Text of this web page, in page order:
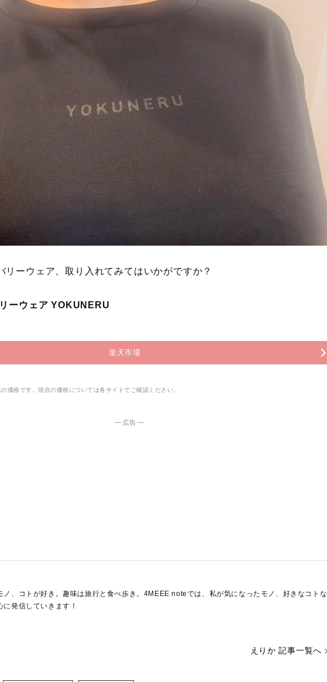
リーウェア、取り入れてみてはいかがですか？
ーウェア YOKUNERU
楽天市場
価格です。現在の価格については各サイトでご確認ください。
― 広告 ―
ノ、コトが好き。趣味は旅行と食べ歩き。4MEEE noteでは、私が気になったモノ、好きなコトな
に発信していきます！
えりか 記事一覧へ